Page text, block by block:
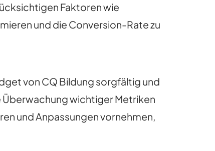
Faktoren wie
und die Conversion-Rate zu
von CQ Bildung sorgfältig und
Überwachung wichtiger Metriken
und Anpassungen vornehmen,